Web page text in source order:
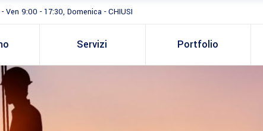
Ven 9:00 - 17:30, Domenica - CHIUSI
Servizi Portfolio